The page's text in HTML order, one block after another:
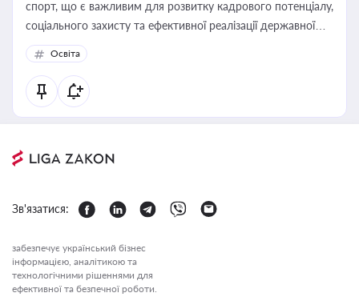
спорт, що є важливим для розвитку кадрового потенціалу,
соціального захисту та ефективної реалізації державної
політики у цій галузі
Освіта
Зв'язатися:
забезпечує український бізнес
інформацією, аналітикою та
технологічними рішеннями для
ефективної та безпечної роботи.